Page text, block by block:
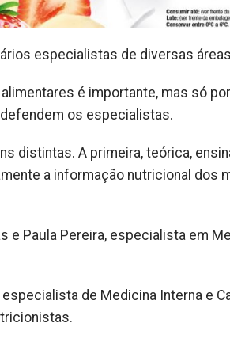
especialistas de diversas
é importante, mas só
os especialistas.
distintas. A primeira, teórica,
a informação nutricional dos
Paula Pereira, especialista em
de Medicina Interna e